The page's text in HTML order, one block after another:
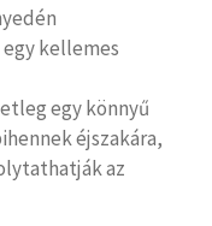
kellemes
egy könnyű
éjszakára,
az